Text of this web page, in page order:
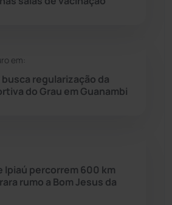
(50)
em:
regularização da
do Grau em Guanambi
Ipiaú percorrem 600 km
rumo a Bom Jesus da